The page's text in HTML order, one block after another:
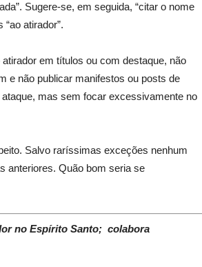
Sugere-se, em seguida, “citar o nome
atirador”.
em títulos ou com destaque, não
e não publicar manifestos ou posts de
mas sem focar excessivamente no
Salvo raríssimas exceções nenhum
anteriores. Quão bom seria se
no Espírito Santo; colabora